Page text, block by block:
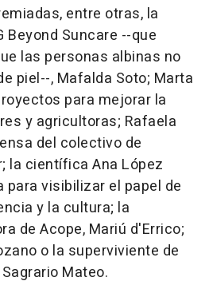
entre otras, la
Beyond Suncare --que
las personas albinas no
piel--, Mafalda Soto; Marta
para mejorar la
y agricultoras; Rafaela
del colectivo de
la científica Ana López
para visibilizar el papel de
y la cultura; la
de Acope, Mariú d'Errico;
o la superviviente de
Mateo.